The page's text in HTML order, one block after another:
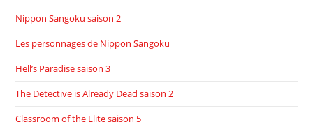
Nippon Sangoku saison 2
Les personnages de Nippon Sangoku
Hell’s Paradise saison 3
The Detective is Already Dead saison 2
Classroom of the Elite saison 5